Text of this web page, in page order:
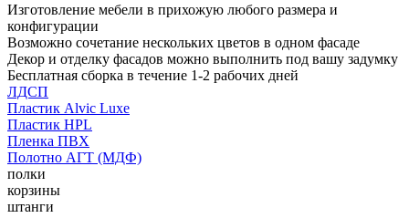
Изготовление мебели в прихожую любого размера и
конфигурации
Возможно сочетание нескольких цветов в одном фасаде
Декор и отделку фасадов можно выполнить под вашу задумку
Бесплатная сборка в течение 1-2 рабочих дней
ЛДСП
Пластик Alvic Luxe
Пластик HPL
Пленка ПВХ
Полотно АГТ (МДФ)
полки
корзины
штанги